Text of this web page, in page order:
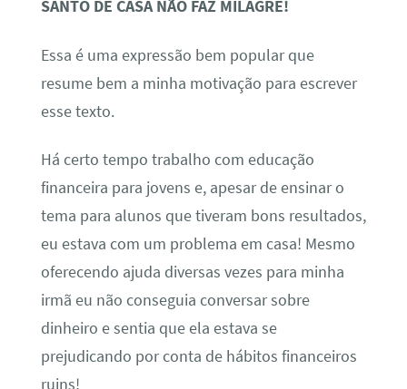
SANTO DE CASA NÃO FAZ MILAGRE!
Essa é uma expressão bem popular que
resume bem a minha motivação para escrever
esse texto.
Há certo tempo trabalho com educação
financeira para jovens e, apesar de ensinar o
tema para alunos que tiveram bons resultados,
eu estava com um problema em casa! Mesmo
oferecendo ajuda diversas vezes para minha
irmã eu não conseguia conversar sobre
dinheiro e sentia que ela estava se
prejudicando por conta de hábitos financeiros
ruins!